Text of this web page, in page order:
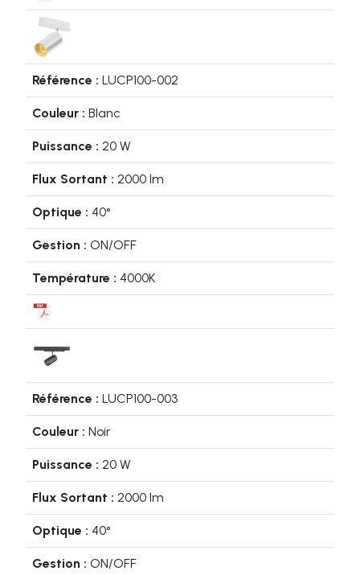
LUCP100-002
Blanc
20 W
2000 lm
40°
ON/OFF
4000K
LUCP100-003
Noir
20 W
2000 lm
40°
ON/OFF